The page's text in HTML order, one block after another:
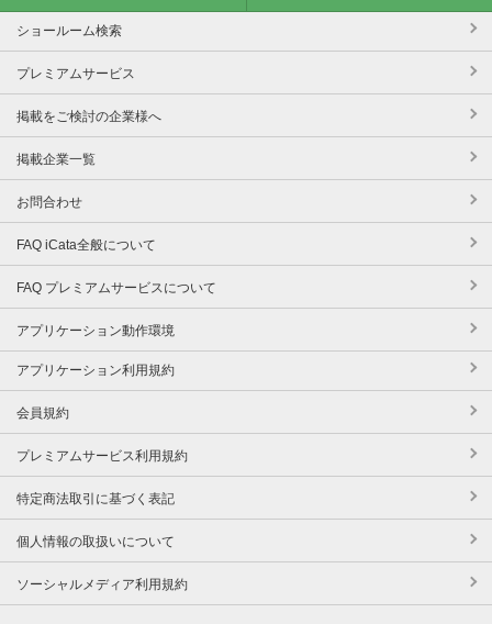
ショールーム検索
プレミアムサービス
掲載をご検討の企業様へ
掲載企業一覧
お問合わせ
FAQ iCata全般について
FAQ プレミアムサービスについて
アプリケーション動作環境
アプリケーション利用規約
会員規約
プレミアムサービス利用規約
特定商法取引に基づく表記
個人情報の取扱いについて
ソーシャルメディア利用規約